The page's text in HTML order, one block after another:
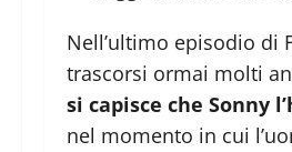
Nell’ultimo episodio di
trascorsi ormai molti
si capisce che Sonny
nel momento in cui